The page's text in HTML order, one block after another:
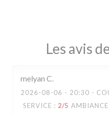
Les avis
melyan C
2026-08-06 - 20:30 -
SERVICE : 2/5 AMBIANCE